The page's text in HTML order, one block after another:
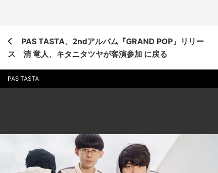
PAS TASTA、2ndアルバム『GRAND POP』リリー
ス 清 竜人、キタニタツヤが客演参加 に戻る
PAS TASTA